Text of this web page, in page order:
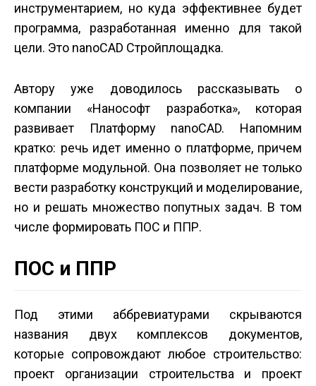
инструментарием, но куда эффективнее будет
программа, разработанная именно для такой
цели. Это nanoCAD Стройплощадка.
Автору уже доводилось рассказывать о
компании «Нанософт разработка», которая
развивает Платформу nanoCAD. Напомним
кратко: речь идет именно о платформе, причем
платформе модульной. Она позволяет не только
вести разработку конструкций и моделирование,
но и решать множество попутных задач. В том
числе формировать ПОС и ППР.
ПОС и ППР
Под этими аббревиатурами скрываются
названия двух комплексов документов,
которые сопровождают любое строительство:
проект организации строительства и проект